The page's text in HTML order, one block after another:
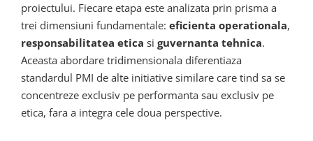
proiectului. Fiecare etapa este analizata prin prisma a
trei dimensiuni fundamentale: eficienta operationala,
responsabilitatea etica si guvernanta tehnica.
Aceasta abordare tridimensionala diferentiaza
standardul PMI de alte initiative similare care tind sa se
concentreze exclusiv pe performanta sau exclusiv pe
etica, fara a integra cele doua perspective.